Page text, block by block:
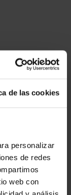
de las cookies
personalizar
de redes
web con